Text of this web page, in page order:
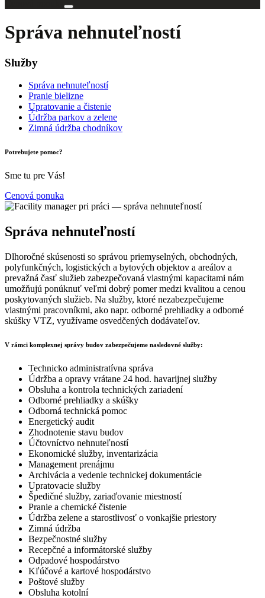
Správa nehnuteľností
Služby
Správa nehnuteľností
Pranie bielizne
Upratovanie a čistenie
Údržba parkov a zelene
Zimná údržba chodníkov
Potrebujete pomoc?
Sme tu pre Vás!
Cenová ponuka
Správa nehnuteľností
Dlhoročné skúsenosti so správou priemyselných, obchodných,
polyfunkčných, logistických a bytových objektov a areálov a
prevažná časť služieb zabezpečovaná vlastnými kapacitami nám
umožňujú ponúknuť veľmi dobrý pomer medzi kvalitou a cenou
poskytovaných služieb. Na služby, ktoré nezabezpečujeme
vlastnými pracovníkmi, ako napr. odborné prehliadky a odborné
skúšky VTZ, využívame osvedčených dodávateľov.
V rámci komplexnej správy budov zabezpečujeme nasledovné služby:
Technicko administratívna správa
Údržba a opravy vrátane 24 hod. havarijnej služby
Obsluha a kontrola technických zariadení
Odborné prehliadky a skúšky
Odborná technická pomoc
Energetický audit
Zhodnotenie stavu budov
Účtovníctvo nehnuteľností
Ekonomické služby, inventarizácia
Management prenájmu
Archivácia a vedenie technickej dokumentácie
Upratovacie služby
Špedičné služby, zariaďovanie miestností
Pranie a chemické čistenie
Údržba zelene a starostlivosť o vonkajšie priestory
Zimná údržba
Bezpečnostné služby
Recepčné a informátorské služby
Odpadové hospodárstvo
Kľúčové a kartové hospodárstvo
Poštové služby
Obsluha kotolní